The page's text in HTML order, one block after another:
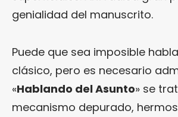
genialidad del manuscrito.
Puede que sea imposible
clásico, pero es necesario
«Hablando del Asunto» se
mecanismo depurado,